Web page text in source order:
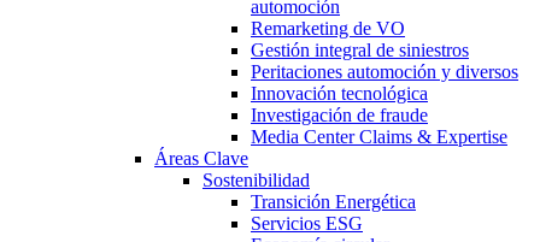
automoción
Remarketing de VO
Gestión integral de siniestros
Peritaciones automoción y diversos
Innovación tecnológica
Investigación de fraude
Media Center Claims & Expertise
Áreas Clave
Sostenibilidad
Transición Energética
Servicios ESG